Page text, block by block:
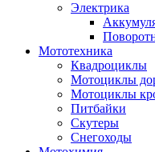
Электрика
Мототехника
Квадроциклы
Мотоциклы
Мотоциклы
Питбайки
Скутеры
Снегоходы